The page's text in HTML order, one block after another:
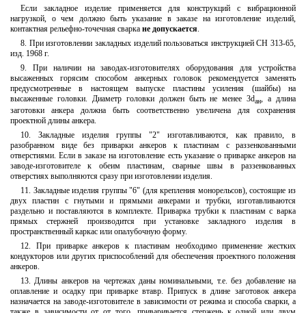
Если закладное изделие применяется для конструкций с вибрационной
нагрузкой, о чем должно быть указание в заказе на изготовление изделий,
контактная рельефно-точечная сварка не допускается.
8. При изготовлении закладных изделий пользоваться инструкцией СН 313-65,
изд. 1968 г.
9. При наличии на заводах-изготовителях оборудования для устройства
высаженных горясим способом анкерных головок рекомендуется заменять
предусмотренные в настоящем выпуске пластины усиления (шайбы) на
высаженные головки. Диаметр головки должен быть не менее 3dан, а длина
заготовки анкера должна быть соответственно увеличена для сохранения
проектной длины анкера.
10. Закладные изделия группы "2" изготавливаются, как правило, в
разобранном виде без приварки анкеров к пластинам с раззенкованными
отверстиями. Если в заказе на изготовление есть указание о приварке анкеров на
заводе-изготовителе к обеим пластинам, сварные швы в раззенкованных
отверстиях выполняются сразу при изготовлении изделия.
11. Закладные изделия группы "6" (для крепления монорельсов), состоящие из
двух пластин с гнутыми и прямыми анкерами и трубки, изготавливаются
раздельно и поставляются в комплекте. Приварка трубки к пластинам с варка
прямых стержней производится при установке закладного изделия в
пространственный каркас или опалубочную форму.
12. При приварке анкеров к пластинам необходимо применение жестких
кондукторов или других приспособлений для обеспечения проектного положения
анкеров.
13. Длины анкеров на чертежах даны номинальными, т.е. без добавление на
оплавление и осадку при приварке втавр. Припуск в длине заготовок анкера
назначается на заводе-изготовителе в зависимости от режима и способа сварки, а